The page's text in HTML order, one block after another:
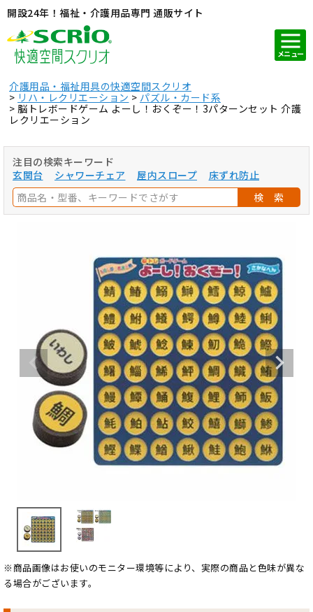
開設24年！福祉・介護用品専門 通販サイト
メニュー
介護用品・福祉用具の快適空間スクリオ
リハ・レクリエーション
パズル・カード系
脳トレボードゲーム よーし！おくぞー！3パターンセット 介護
レクリエーション
注目の検索キーワード
玄関台
シャワーチェア 屋内スロープ
床ずれ防止
検 索
※商品画像はお使いのモニター環境等により、実際の商品と色味が異な
る場合がございます。